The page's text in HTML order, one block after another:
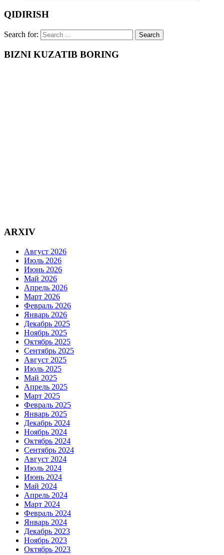
QIDIRISH
Search for:
BIZNI KUZATIB BORING
ARXIV
Август 2026
Июль 2026
Июнь 2026
Май 2026
Апрель 2026
Март 2026
Февраль 2026
Январь 2026
Декабрь 2025
Ноябрь 2025
Октябрь 2025
Сентябрь 2025
Август 2025
Июль 2025
Май 2025
Апрель 2025
Март 2025
Февраль 2025
Январь 2025
Декабрь 2024
Ноябрь 2024
Октябрь 2024
Сентябрь 2024
Август 2024
Июль 2024
Июнь 2024
Май 2024
Апрель 2024
Март 2024
Февраль 2024
Январь 2024
Декабрь 2023
Ноябрь 2023
Октябрь 2023